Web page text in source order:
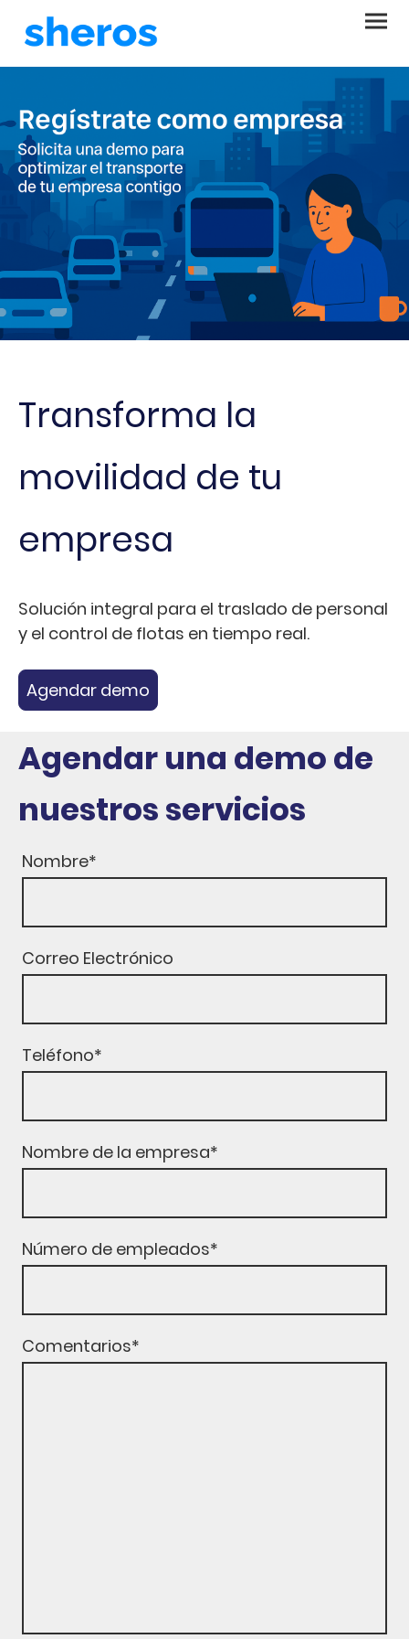
Transforma la
movilidad de tu
empresa
Solución integral para el traslado de personal
y el control de flotas en tiempo real.
Agendar demo
Agendar una demo de
nuestros servicios
Nombre*
Correo Electrónico
Teléfono*
Nombre de la empresa*
Número de empleados*
Comentarios*